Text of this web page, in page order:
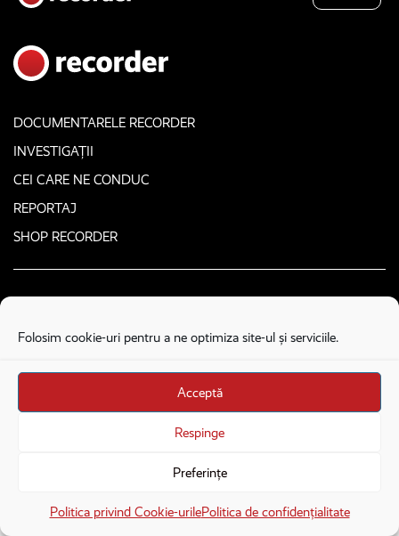
Folosim cookie-uri pentru a ne optimiza site-ul și serviciile.
Acceptă
Respinge
Preferințe
Politica privind Cookie-urilePolitica de confidențialitate
DOCUMENTARELE RECORDER
INVESTIGAȚII
CEI CARE NE CONDUC
REPORTAJ
SHOP RECORDER
CONTACT
COPYRIGHT © 2026. ALL RIGHTS RESERVED
proudly developed byStega creative
Deschide în aplicație Deschide